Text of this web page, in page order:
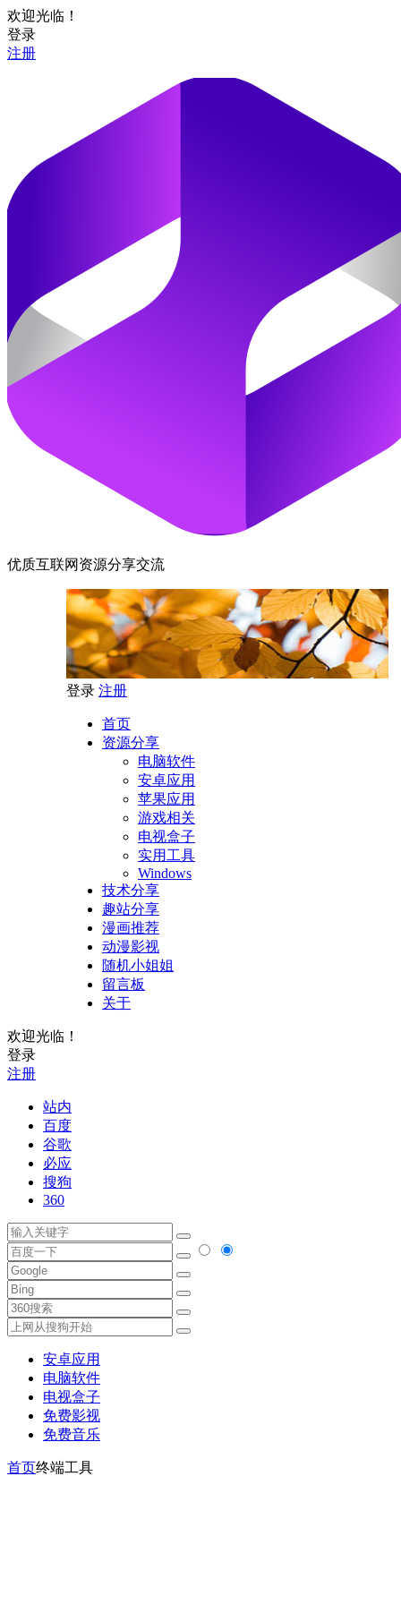
欢迎光临！
登录
注册
优质互联网资源分享交流
登录 注册
首页
资源分享
电脑软件
安卓应用
苹果应用
游戏相关
电视盒子
实用工具
Windows
技术分享
趣站分享
漫画推荐
动漫影视
随机小姐姐
留言板
关于
欢迎光临！
登录
注册
站内
百度
谷歌
必应
搜狗
360
安卓应用
电脑软件
电视盒子
免费影视
免费音乐
首页终端工具